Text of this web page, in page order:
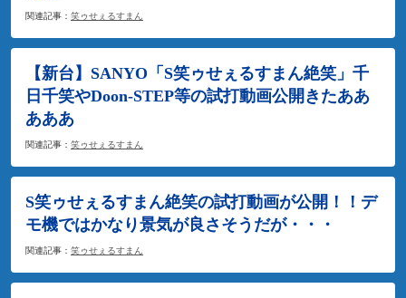
関連記事： 笑ゥせぇるすまん
【新台】SANYO「S笑ゥせぇるすまん絶笑」千
日千笑やDoon-STEP等の試打動画公開きたああ
あああ
関連記事： 笑ゥせぇるすまん
S笑ゥせぇるすまん絶笑の試打動画が公開！！デ
モ機ではかなり景気が良さそうだが・・・
関連記事： 笑ゥせぇるすまん